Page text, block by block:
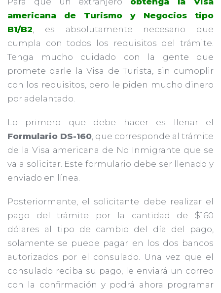
americana de Turismo y Negocios tipo
B1/B2, es absolutamente necesario que
cumpla con todos los requisitos del trámite.
Tenga mucho cuidado con la gente que
promete darle la Visa de Turista, sin cumoplir
con los requisitos, pero le piden mucho dinero
por adelantado.
Lo primero que debe hacer es llenar el
Formulario DS-160, que corresponde al trámite
de la Visa americana de No Inmigrante que se
va a solicitar. Este formulario debe ser llenado y
enviado en línea.
Posteriormente, el solicitante debe realizar el
pago del trámite por la cantidad de $160
dólares al tipo de cambio del día del pago,
solamente se puede pagar en los dos bancos
autorizados por el consulado. Una vez que el
consulado reciba su pago, le enviará un correo
con la confirmación y podrá ahora programar